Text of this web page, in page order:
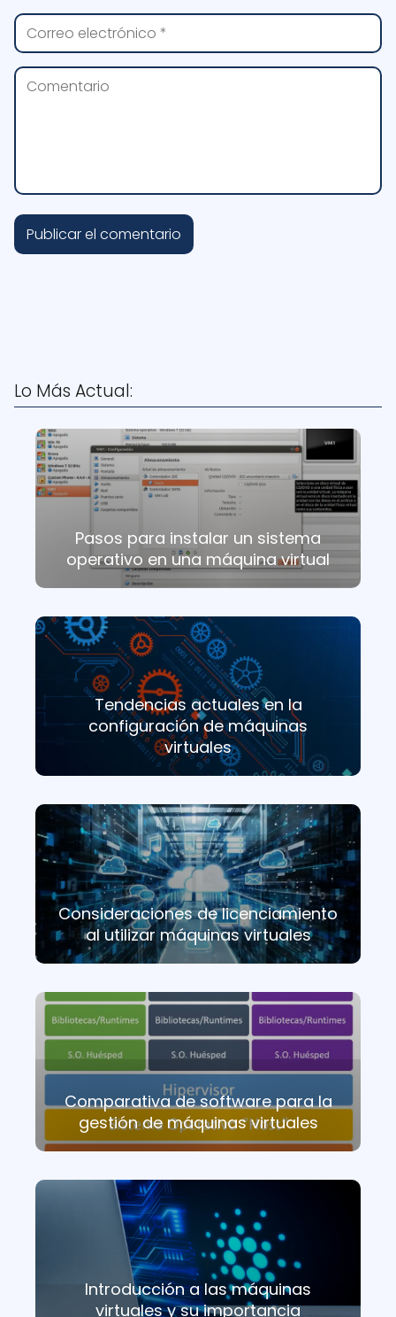
Lo Más Actual:
Pasos para instalar un sistema
operativo en una máquina virtual
Tendencias actuales en la
configuración de máquinas
virtuales
Consideraciones de licenciamiento
al utilizar máquinas virtuales
Comparativa de software para la
gestión de máquinas virtuales
Introducción a las máquinas
virtuales y su importancia